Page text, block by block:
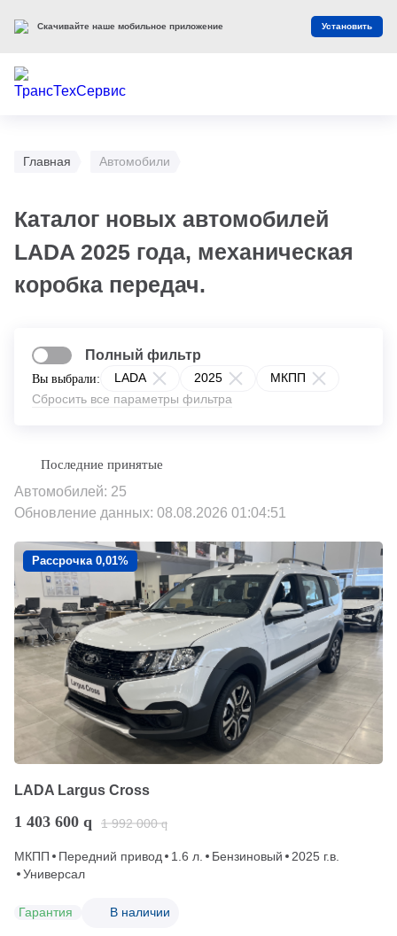
Главная Автомобили
Каталог новых автомобилей
LADA 2025 года, механическая
коробка передач.
Вы выбрали: LADA 2025
МКПП
Сбросить все параметры фильтра
Полный фильтр
Автомобилей: 25
Обновление данных: 08.08.2026 01:04:51
Рассрочка 0,01%
LADA Largus Cross
1 403 600 q 1 992 000 q
МКПП Передний привод 1.6 л. Бензиновый
2025 г.в.
Универсал
Гарантия В наличии
Скачивайте наше мобильное приложение Установить